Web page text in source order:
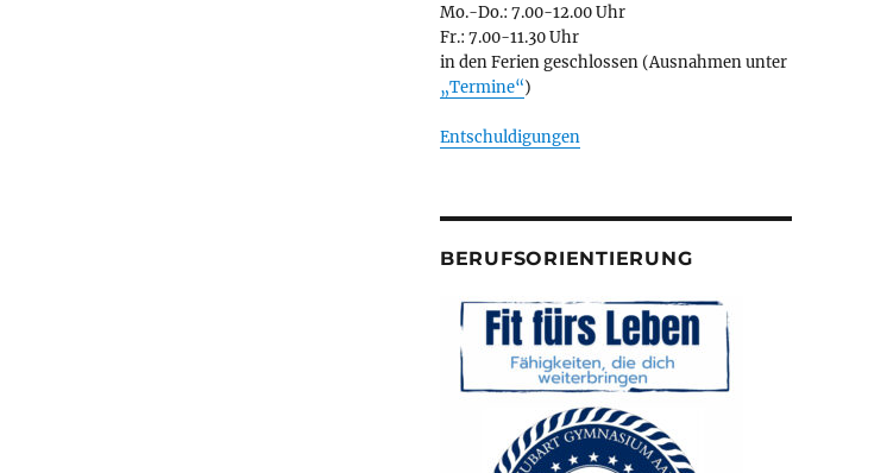
Mo.-Do.: 7.00-12.00 Uhr
Fr.: 7.00-11.30 Uhr
in den Ferien geschlossen (Ausnahmen unter
„Termine“)
Entschuldigungen
BERUFSORIENTIERUNG